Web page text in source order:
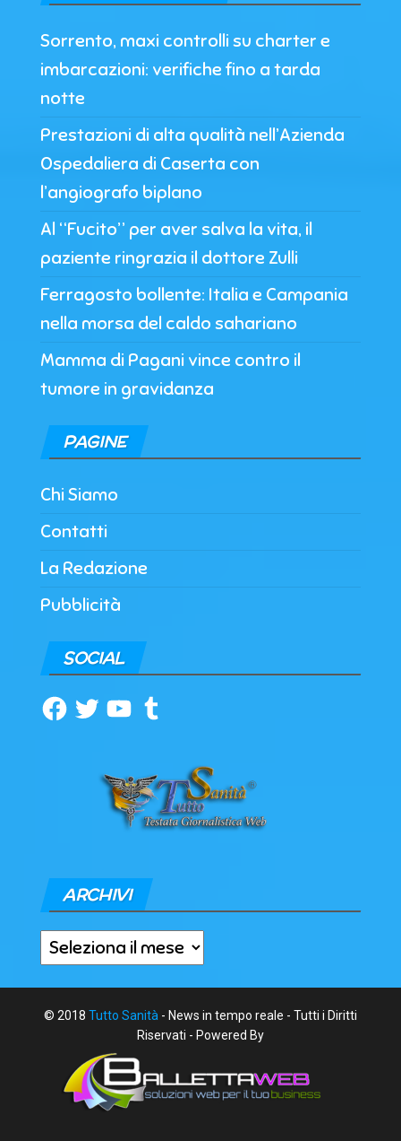
Sorrento, maxi controlli su charter e
imbarcazioni: verifiche fino a tarda
notte
Prestazioni di alta qualità nell’Azienda
Ospedaliera di Caserta con
l’angiografo biplano
Al “Fucito” per aver salva la vita, il
paziente ringrazia il dottore Zulli
Ferragosto bollente: Italia e Campania
nella morsa del caldo sahariano
Mamma di Pagani vince contro il
tumore in gravidanza
PAGINE
Chi Siamo
Contatti
La Redazione
Pubblicità
SOCIAL
Facebook
TwitterYouTubeTumblr
ARCHIVI
Archivi
© 2018 Tutto Sanità - News in tempo reale - Tutti i Diritti
Riservati - Powered By